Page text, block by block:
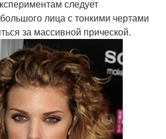
следует
лица с тонкими чертами
за массивной прической.